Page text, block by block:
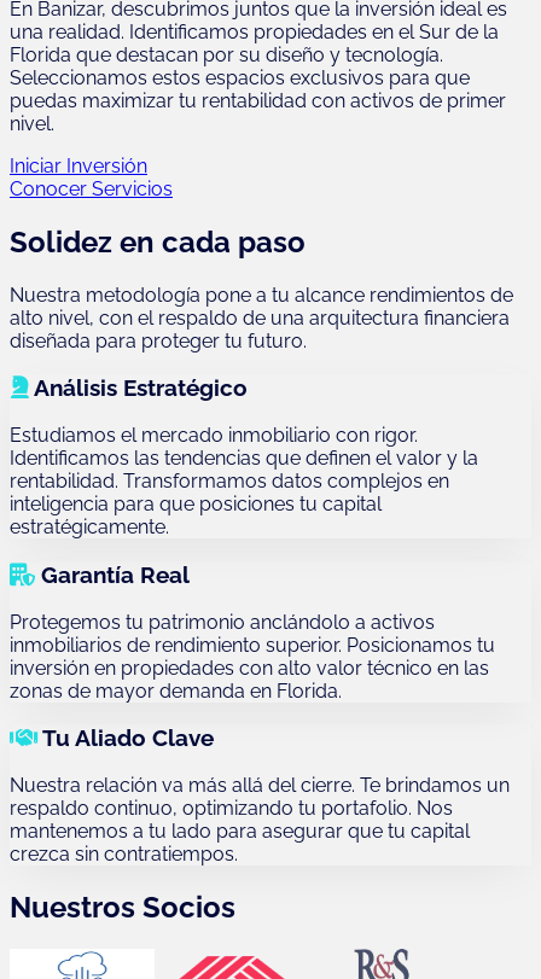
En Banizar, descubrimos juntos que la inversión ideal es
una realidad. Identificamos propiedades en el Sur de la
Florida que destacan por su diseño y tecnología.
Seleccionamos estos espacios exclusivos para que
puedas maximizar tu rentabilidad con activos de primer
nivel.
Iniciar Inversión
Conocer Servicios
Solidez en cada paso
Nuestra metodología pone a tu alcance rendimientos de
alto nivel, con el respaldo de una arquitectura financiera
diseñada para proteger tu futuro.
Análisis Estratégico
Estudiamos el mercado inmobiliario con rigor.
Identificamos las tendencias que definen el valor y la
rentabilidad. Transformamos datos complejos en
inteligencia para que posiciones tu capital
estratégicamente.
Garantía Real
Protegemos tu patrimonio anclándolo a activos
inmobiliarios de rendimiento superior. Posicionamos tu
inversión en propiedades con alto valor técnico en las
zonas de mayor demanda en Florida.
Tu Aliado Clave
Nuestra relación va más allá del cierre. Te brindamos un
respaldo continuo, optimizando tu portafolio. Nos
mantenemos a tu lado para asegurar que tu capital
crezca sin contratiempos.
Nuestros Socios